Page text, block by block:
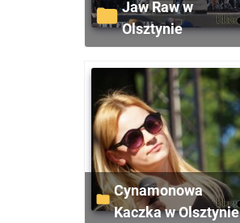
Jaw Raw w
Olsztynie
Cynamonowa
Kaczka w Olsztynie